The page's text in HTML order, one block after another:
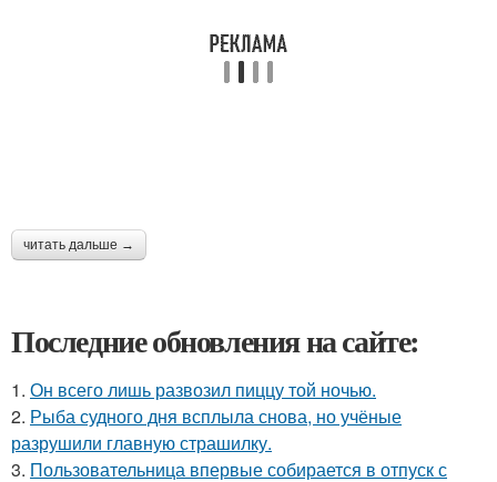
читать дальше →
Последние обновления на сайте:
1. Он всего лишь развозил пиццу той ночью.
2. Рыба судного дня всплыла снова, но учёные
разрушили главную страшилку.
3. Пользовательница впервые собирается в отпуск с